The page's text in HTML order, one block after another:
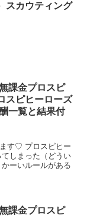
スカウティング
課金プロスピ
スピヒーローズ
一覧と結果付
す♡ プロスピヒー
しまった（どうい
ーいルールがある
課金プロスピ